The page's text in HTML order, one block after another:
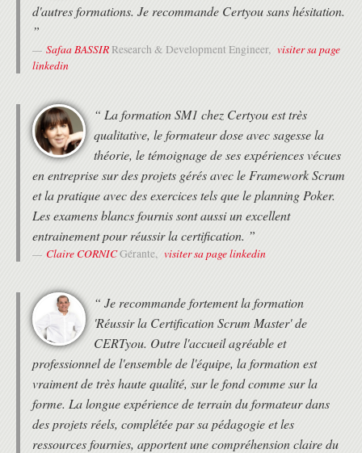
d'autres formations. Je recommande Certyou sans hésitation.
”
Safaa BASSIRResearch & Development Engineer, visiter sa page
linkedin
“ La formation SM1 chez Certyou est très
qualitative, le formateur dose avec sagesse la
théorie, le témoignage de ses expériences vécues
en entreprise sur des projets gérés avec le Framework Scrum
et la pratique avec des exercices tels que le planning Poker.
Les examens blancs fournis sont aussi un excellent
entrainement pour réussir la certification. ”
Claire CORNICGérante, visiter sa page linkedin
“ Je recommande fortement la formation
'Réussir la Certification Scrum Master' de
CERTyou. Outre l'accueil agréable et
professionnel de l'ensemble de l'équipe, la formation est
vraiment de très haute qualité, sur le fond comme sur la
forme. La longue expérience de terrain du formateur dans
des projets réels, complétée par sa pédagogie et les
ressources fournies, apportent une compréhension claire du